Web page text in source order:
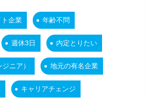
企業 年齢不問
週休3日 内定とりたい
ニア） 地元の有名企業
キャリアチェンジ